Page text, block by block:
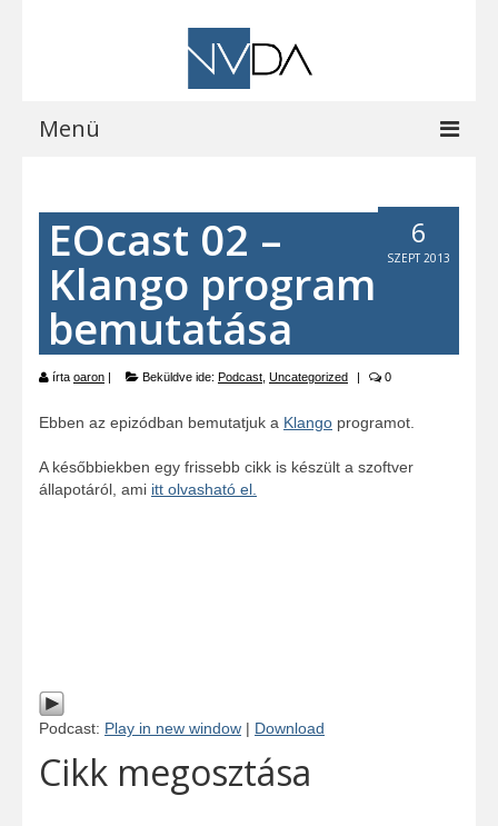
Menü
A programról
Letöltések
Vocalizer vásárlás
Blog
EOCast
Elérhetőségeink
6
SZEPT 2013
EOcast 02 –
Klango program
bemutatása
írta oaron | Beküldve ide: Podcast Uncategorized | 0
Ebben az epizódban bemutatjuk a Klango programot.
A későbbiekben egy frissebb cikk is készült a szoftver
állapotáról, ami itt olvasható el.
Podcast: Play in new window | Download
Cikk megosztása